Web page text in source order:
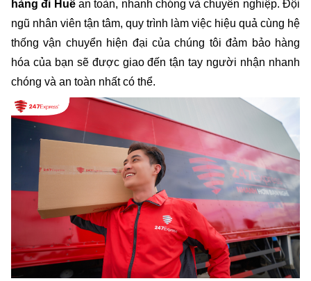
hàng đi Huế an toàn, nhanh chóng và chuyên nghiệp. Đội
ngũ nhân viên tận tâm, quy trình làm việc hiệu quả cùng hệ
thống vận chuyển hiện đại của chúng tôi đảm bảo hàng
hóa của bạn sẽ được giao đến tận tay người nhận nhanh
chóng và an toàn nhất có thể.